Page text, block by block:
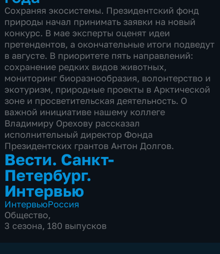
Сохраняя экосистемы. Президентский фонд
природы начал принимать заявки на новый
конкурс. В мае эксперты оценят идеи
претендентов, а окончательные итоги подведут
в августе. В приоритете пять направлений:
сохранение редких видов животных,
мониторинг биоразнообразия, волонтерство и
экотуризм, природные проекты в Арктической
зоне и просветительская деятельность. О
важной инициативе нашему коллеге
Владимиру Орехову рассказал
исполнительный директор Фонда
Президентских грантов Антон Долгов.
Вести. Санкт-
Петербург.
Интервью
ИнтервьюРоссия
Общество,
3 сезона, 180 выпусков